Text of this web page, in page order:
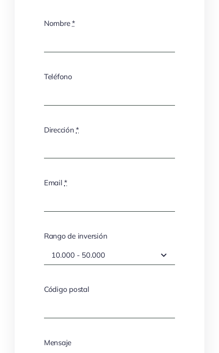
Nombre*
Teléfono
Dirección*
Email*
Rango de inversión
Código postal
Mensaje